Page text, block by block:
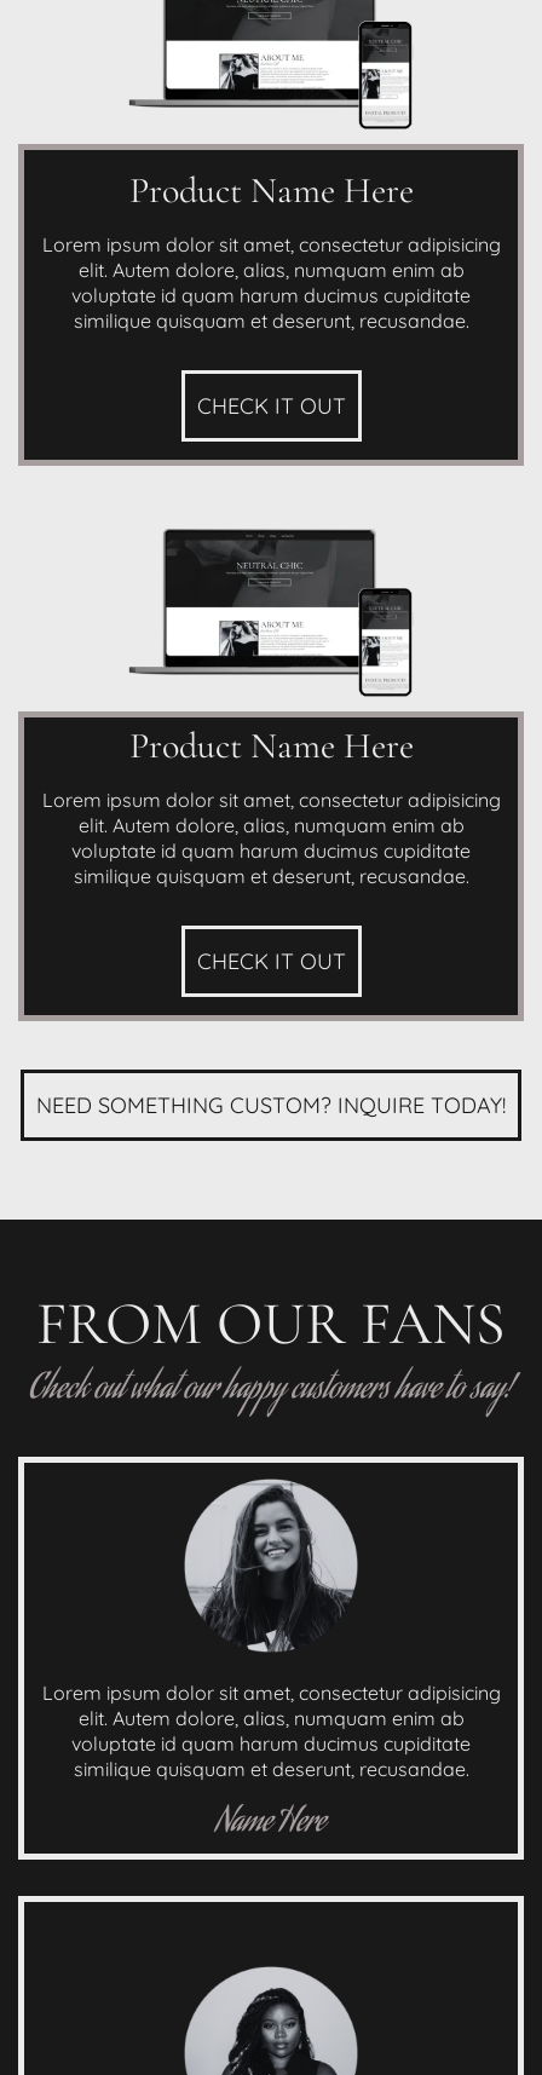
Product Name Here
Lorem ipsum dolor sit amet, consectetur adipisicing
elit. Autem dolore, alias, numquam enim ab
voluptate id quam harum ducimus cupiditate
similique quisquam et deserunt, recusandae.
CHECK IT OUT
Product Name Here
Lorem ipsum dolor sit amet, consectetur adipisicing
elit. Autem dolore, alias, numquam enim ab
voluptate id quam harum ducimus cupiditate
similique quisquam et deserunt, recusandae.
CHECK IT OUT
NEED SOMETHING CUSTOM? INQUIRE TODAY!
FROM OUR FANS
Check out what our happy customers have to say!
Lorem ipsum dolor sit amet, consectetur adipisicing
elit. Autem dolore, alias, numquam enim ab
voluptate id quam harum ducimus cupiditate
similique quisquam et deserunt, recusandae.
Name Here